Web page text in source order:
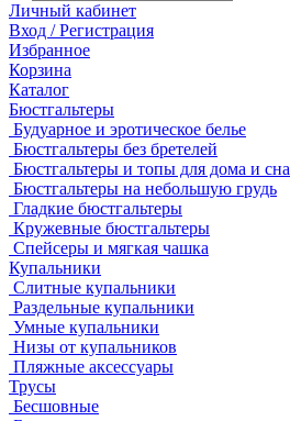
Личный кабинет
Вход / Регистрация
Избранное
Корзина
Каталог
Бюстгальтеры
Будуарное и эротическое белье
Бюстгальтеры без бретелей
Бюстгальтеры и топы для дома и сна
Бюстгальтеры на небольшую грудь
Гладкие бюстгальтеры
Кружевные бюстгальтеры
Спейсеры и мягкая чашка
Купальники
Слитные купальники
Раздельные купальники
Умные купальники
Низы от купальников
Пляжные аксессуары
Трусы
Бесшовные